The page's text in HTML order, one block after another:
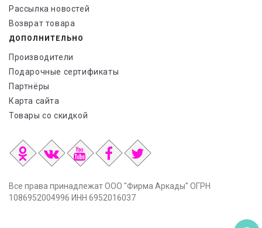
Рассылка новостей
Возврат товара
ДОПОЛНИТЕЛЬНО
Производители
Подарочные сертификаты
Партнёры
Карта сайта
Товары со скидкой
Все права принадлежат ООО "Фирма Аркады" ОГРН
1086952004996 ИНН 6952016037